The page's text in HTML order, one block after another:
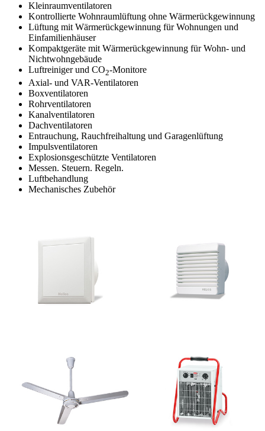
Kleinraumventilatoren
Kontrollierte Wohnraumlüftung ohne Wärmerückgewinnung
Lüftung mit Wärmerückgewinnung für Wohnungen und
Einfamilienhäuser
Kompaktgeräte mit Wärmerückgewinnung für Wohn- und
Nichtwohngebäude
Luftreiniger und CO2-Monitore
Axial- und VAR-Ventilatoren
Boxventilatoren
Rohrventilatoren
Kanalventilatoren
Dachventilatoren
Entrauchung, Rauchfreihaltung und Garagenlüftung
Impulsventilatoren
Explosionsgeschützte Ventilatoren
Messen. Steuern. Regeln.
Luftbehandlung
Mechanisches Zubehör